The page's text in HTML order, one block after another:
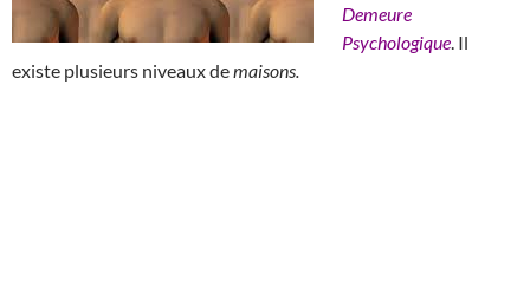
Demeure
Psychologique . Il
existe plusieurs niveaux demaisons.